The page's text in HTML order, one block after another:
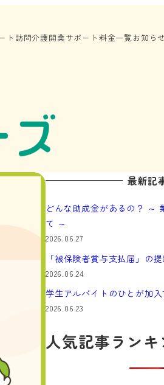
ト 訪問介護開業サポート 料金一覧お知らせ
最新記
どんな助成金があるの？ ～
て ～
2026.06.27
「被保険者賞与支払届」の
2026.06.24
学生アルバイトのひとが加
2026.06.23
人気記事ランキ